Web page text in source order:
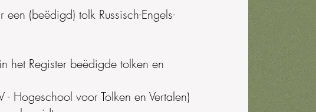
(beëdigd) tolk Russisch-Engels-
het Register beëdigde tolken en
- Hogeschool voor Tolken en Vertalen)